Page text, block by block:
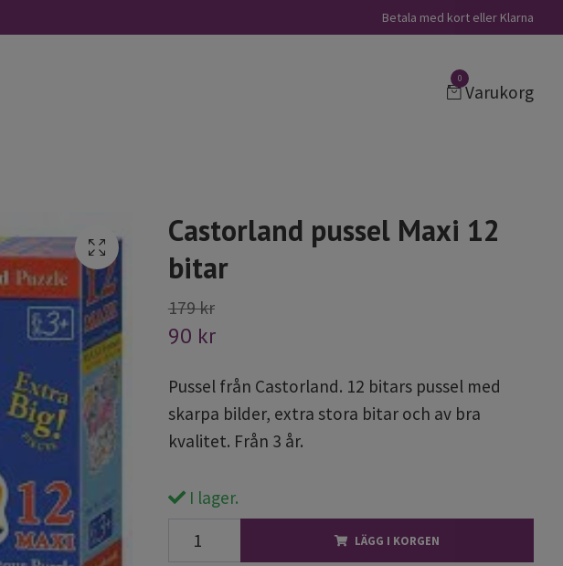
Betala med kort eller Klarna
0
Varukorg
Castorland pussel Maxi 12
bitar
179 kr
90 kr
Pussel från Castorland. 12 bitars pussel med
skarpa bilder, extra stora bitar och av bra
kvalitet. Från 3 år.
I lager.
LÄGG I KORGEN